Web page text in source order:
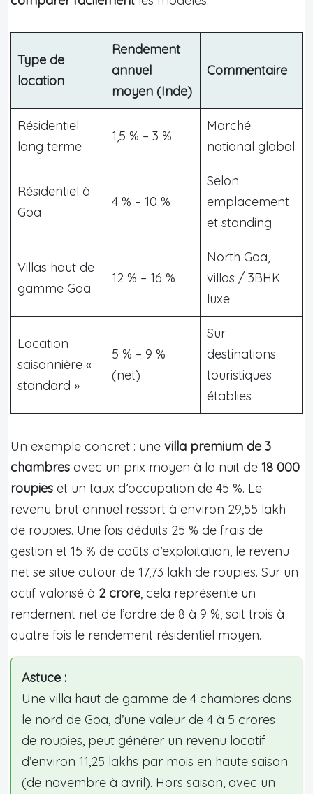
Type de
location
Rendement
annuel
moyen (Inde)
Commentaire
Résidentiel
long terme
1,5 % – 3 %
Marché
national global
Résidentiel à
Goa
4 % – 10 %
Selon
emplacement
et standing
Villas haut de
gamme Goa
12 % – 16 %
North Goa,
villas / 3BHK
luxe
Location
saisonnière «
standard »
5 % – 9 %
(net)
Sur
destinations
touristiques
établies
Un exemple concret : une villa premium de 3
chambres avec un prix moyen à la nuit de 18 000
roupies et un taux d’occupation de 45 %. Le
revenu brut annuel ressort à environ 29,55 lakh
de roupies. Une fois déduits 25 % de frais de
gestion et 15 % de coûts d’exploitation, le revenu
net se situe autour de 17,73 lakh de roupies. Sur un
actif valorisé à 2 crore, cela représente un
rendement net de l’ordre de 8 à 9 %, soit trois à
quatre fois le rendement résidentiel moyen.
Astuce :
Une villa haut de gamme de 4 chambres dans
le nord de Goa, d’une valeur de 4 à 5 crores
de roupies, peut générer un revenu locatif
d’environ 11,25 lakhs par mois en haute saison
(de novembre à avril). Hors saison, avec un